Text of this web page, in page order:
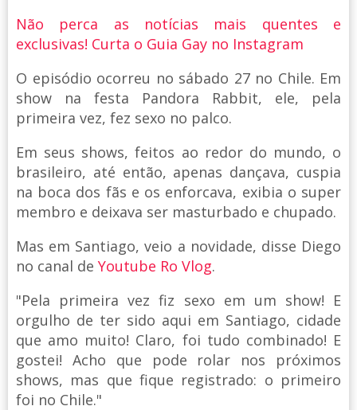
Não perca as notícias mais quentes e
exclusivas! Curta o Guia Gay no Instagram
O episódio ocorreu no sábado 27 no Chile. Em
show na festa Pandora Rabbit, ele, pela
primeira vez, fez sexo no palco.
Em seus shows, feitos ao redor do mundo, o
brasileiro, até então, apenas dançava, cuspia
na boca dos fãs e os enforcava, exibia o super
membro e deixava ser masturbado e chupado.
Mas em Santiago, veio a novidade, disse Diego
no canal de Youtube Ro Vlog.
"Pela primeira vez fiz sexo em um show! E
orgulho de ter sido aqui em Santiago, cidade
que amo muito! Claro, foi tudo combinado! E
gostei! Acho que pode rolar nos próximos
shows, mas que fique registrado: o primeiro
foi no Chile."